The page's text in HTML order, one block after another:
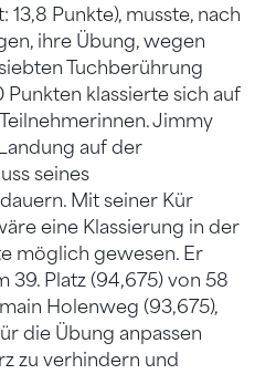
Punkte), musste, nach
ihre Übung, wegen
Tuchberührung
Punkten klassierte sich auf
Jimmy
auf der
seines
Mit seiner Kür
eine Klassierung in der
möglich gewesen. Er
39. Platz (94,675) von 58
Holenweg (93,675),
die Übung anpassen
zu verhindern und